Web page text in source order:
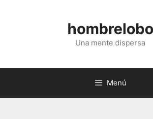
hombrelobo
Una mente dispersa
Menú